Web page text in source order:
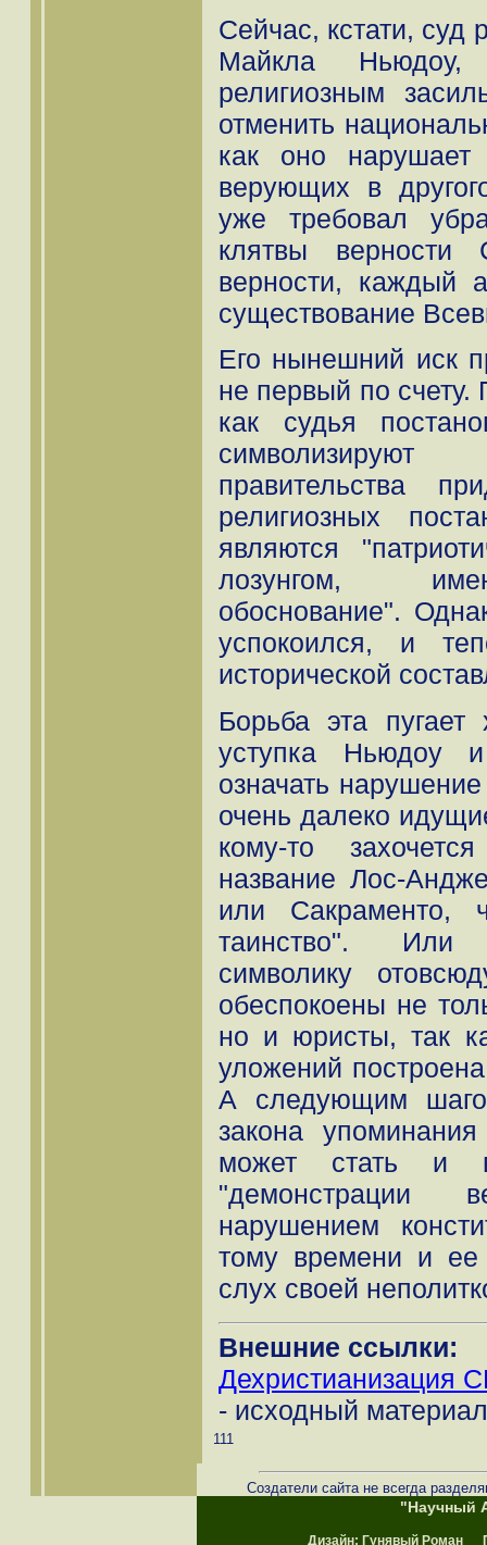
Сейчас, кстати, суд
Майкла
религиозным
отменить
как оно
верующих в
уже требовал
клятвы
верности, каждый
существование
Его нынешний иск
не первый по
как судья
символизируют
правительства
религиозных
являются
лозунгом,
обоснование".
успокоился, и
исторической
Борьба эта
уступка Ньюдоу
означать
очень далеко
кому-то
название Лос-
или Сакраменто,
таинство". Или
символику
обеспокоены не
но и юристы, так
уложений
А следующим
закона
может стать и
"демонстрации
нарушением
тому времени и ее
слух своей
Внешние ссылки:
Дехристианизация
- исходный
111
Создатели сайта не всегда
"Научный
Дизайн: Гунявый Роман